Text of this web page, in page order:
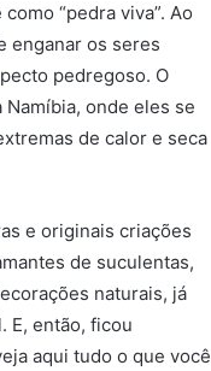
“pedra viva”. Ao
enganar os seres
pedregoso. O
onde eles se
de calor e seca
e originais criações
de suculentas,
naturais, já
E, então, ficou
aqui tudo o que você